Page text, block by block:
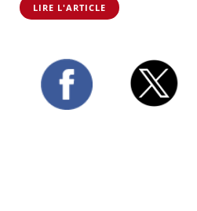
LIRE L'ARTICLE